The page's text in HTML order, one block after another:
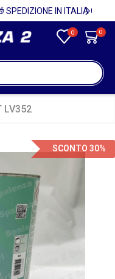
0 0
LV352
SCONTO 30%